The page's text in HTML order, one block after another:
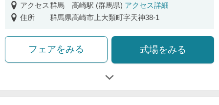
アクセス群馬 高崎駅 (群馬県) アクセス詳細
住所
群馬県高崎市上大類町字天神38-1
フェアをみる 式場をみる